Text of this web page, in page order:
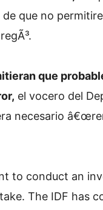
que no
que
el vocero del
necesario
to conduct an
The IDF has